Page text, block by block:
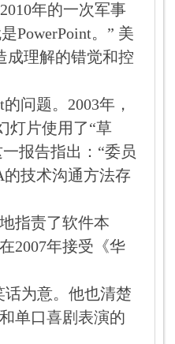
年的一次军事
PowerPoint。” 美
成理解的错觉和控
问题。2003年，
灯片使用了“草
报告指出：“委员
的技术沟通方法存
指责了软件本
2007年接受《华
话为意。他也清楚
单口喜剧表演的